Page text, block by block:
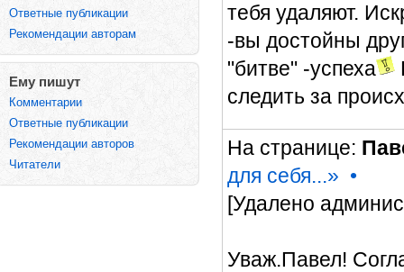
Ответные публикации
Рекомендации авторам
Ему пишут
Комментарии
Ответные публикации
Рекомендации авторов
Читатели
тебя удаляют.
-вы достойны
"битве" -успеха
следить за
На странице:
для себя...» •
[Удалено
Уваж.Павел!